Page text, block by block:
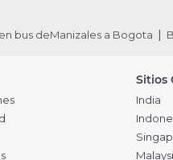
bus deManizales a Bogota
Sitios
India